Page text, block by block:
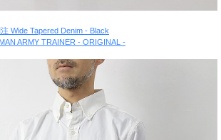
Wide Tapered Denim - Black
ARMY TRAINER - ORIGINAL -